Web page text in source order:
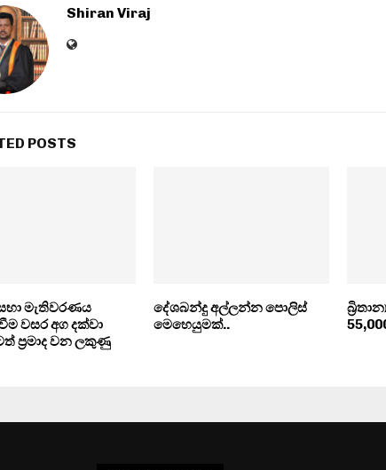
Shiran Viraj
POSTS
මැතිවරණය
වසර අග දක්වා
ප්‍රමාද වන ලකුණු
දේශබන්දු අල්ලන්න පොලිස්
මෙහෙයුමක්..